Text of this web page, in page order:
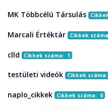
MK Többcélú Társulás
Marcali Értéktár Cikkek
clld Cikkek száma: 1
testületi videók Cikkek
naplo_cikkek Cikkek száma: 0